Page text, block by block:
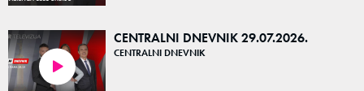
CENTRALNI DNEVNIK 29.07.2026.
CENTRALNI DNEVNIK